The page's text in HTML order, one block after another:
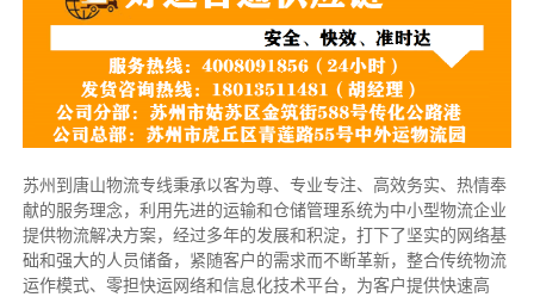
苏州到唐山物流专线秉承以客为尊、专业专注、高效务实、热情奉
献的服务理念，利用先进的运输和仓储管理系统为中小型物流企业
提供物流解决方案，经过多年的发展和积淀，打下了坚实的网络基
础和强大的人员储备，紧随客户的需求而不断革新，整合传统物流
运作模式、零担快运网络和信息化技术平台，为客户提供快速高